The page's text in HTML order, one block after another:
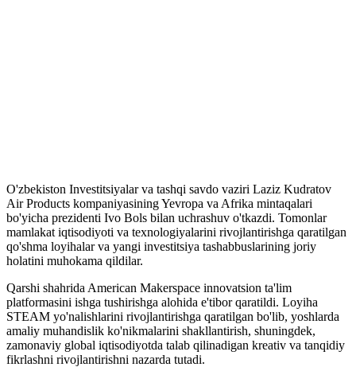
O'zbekiston Investitsiyalar va tashqi savdo vaziri Laziz Kudratov
Air Products kompaniyasining Yevropa va Afrika mintaqalari
bo'yicha prezidenti Ivo Bols bilan uchrashuv o'tkazdi. Tomonlar
mamlakat iqtisodiyoti va texnologiyalarini rivojlantirishga qaratilgan
qo'shma loyihalar va yangi investitsiya tashabbuslarining joriy
holatini muhokama qildilar.
Qarshi shahrida American Makerspace innovatsion ta'lim
platformasini ishga tushirishga alohida e'tibor qaratildi. Loyiha
STEAM yo'nalishlarini rivojlantirishga qaratilgan bo'lib, yoshlarda
amaliy muhandislik ko'nikmalarini shakllantirish, shuningdek,
zamonaviy global iqtisodiyotda talab qilinadigan kreativ va tanqidiy
fikrlashni rivojlantirishni nazarda tutadi.